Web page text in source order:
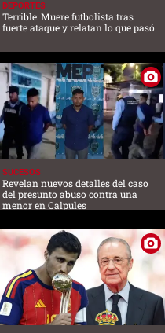
DEPORTES
Terrible: Muere futbolista tras
fuerte ataque y relatan lo que pasó
SUCESOS
Revelan nuevos detalles del caso
del presunto abuso contra una
menor en Calpules